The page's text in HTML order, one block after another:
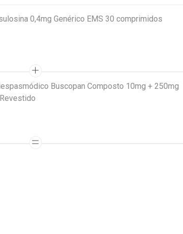
0,4mg Genérico EMS 30 comprimidos
Buscopan Composto 10mg + 250mg